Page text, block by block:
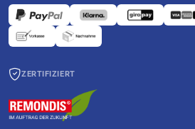
ZERTIFIZIERT